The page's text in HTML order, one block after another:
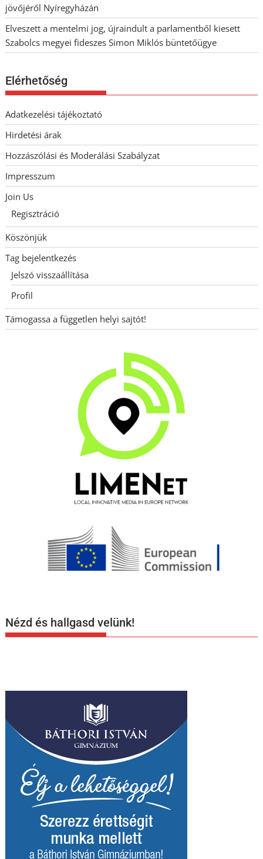
jövőjéről Nyíregyházán
Elveszett a mentelmi jog, újraindult a parlamentből kiesett
Szabolcs megyei fideszes Simon Miklós büntetőügye
Elérhetőség
Adatkezelési tájékoztató
Hirdetési árak
Hozzászólási és Moderálási Szabályzat
Impresszum
Join Us
Regisztráció
Köszönjük
Tag bejelentkezés
Jelszó visszaállítása
Profil
Támogassa a független helyi sajtót!
Nézd és hallgasd velünk!